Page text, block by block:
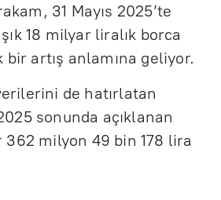
31 Mayıs 2025’te
18 milyar liralık borca
bir artış anlamına geliyor.
de hatırlatan
sonunda açıklanan
milyon 49 bin 178 lira